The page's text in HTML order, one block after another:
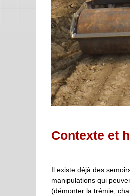
Contexte et
Il existe déjà des
manipulations qui
(démonter la trémie,